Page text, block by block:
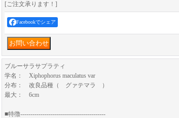
[ご注文承ります！]
Facebookでシェア
ブルーサラサプラティ
学名： Xiphophorus maculatus var
分布： 改良品種（ グァテマラ ）
最大： 6cm
■特徴------------------------------------------